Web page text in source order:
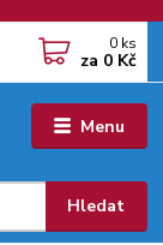
Menu
Hledat
0 ks
za 0 Kč